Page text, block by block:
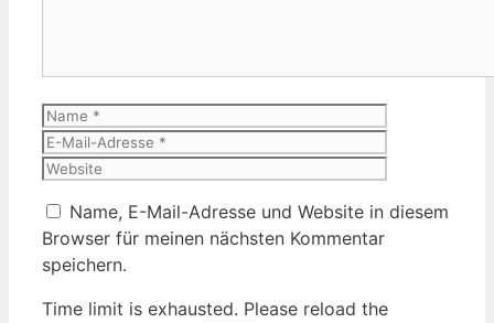
Name
Name, E-Mail-Adresse und Website in diesem
Browser für meinen nächsten Kommentar
speichern.
Time limit is exhausted. Please reload the